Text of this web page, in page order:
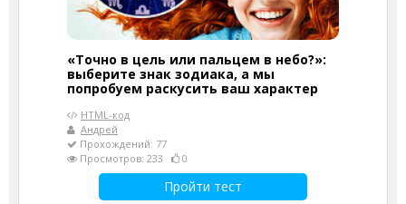
«Точно в цель или пальцем в небо?»:
выберите знак зодиака, а мы
попробуем раскусить ваш характер
HTML-код
Андрей
Прохождений: 77
Просмотров: 233
0
Пройти тест